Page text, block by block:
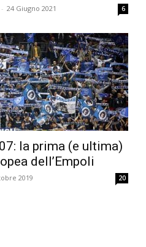
- 24 Giugno 2021 6
la prima (e ultima)
dell’Empoli
2019 20